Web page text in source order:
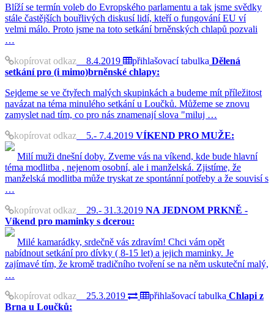
Blíží se termín voleb do Evropského parlamentu a tak jsme svědky
stále častějších bouřlivých diskusí lidí, kteří o fungování EU ví
velmi málo. Proto jsme na toto setkání brněnských chlapů pozvali
…
kopírovat odkaz 8.4.2019 přihlašovací tabulka Dělená
setkání pro (i mimo)brněnské chlapy:
Sejdeme se ve čtyřech malých skupinkách a budeme mít příležitost
navázat na téma minulého setkání u Loučků. Můžeme se znovu
zamyslet nad tím, co pro nás znamenají slova "miluj …
kopírovat odkaz 5.- 7.4.2019 VÍKEND PRO MUŽE:
Milí muži dnešní doby. Zveme vás na víkend, kde bude hlavní
téma modlitba , nejenom osobní, ale i manželská. Zjistíme, že
manželská modlitba může tryskat ze spontánní potřeby a že souvisí s
…
kopírovat odkaz 29.- 31.3.2019 NA JEDNOM PRKNĚ -
Víkend pro maminky s dcerou:
Milé kamarádky, srdečně vás zdravím! Chci vám opět
nabídnout setkání pro dívky ( 8-15 let) a jejich maminky. Je
zajímavé tím, že kromě tradičního tvoření se na něm uskuteční malý,
…
kopírovat odkaz 25.3.2019 přihlašovací tabulka Chlapi z
Brna u Loučků: